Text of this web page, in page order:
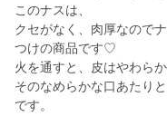
このナスは、
クセがなく、肉厚なので
つけの商品です♡
火を通すと、皮はやわら
そのなめらかな口あたり
です。